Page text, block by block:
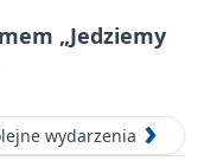
„Jedziemy
wydarzenia